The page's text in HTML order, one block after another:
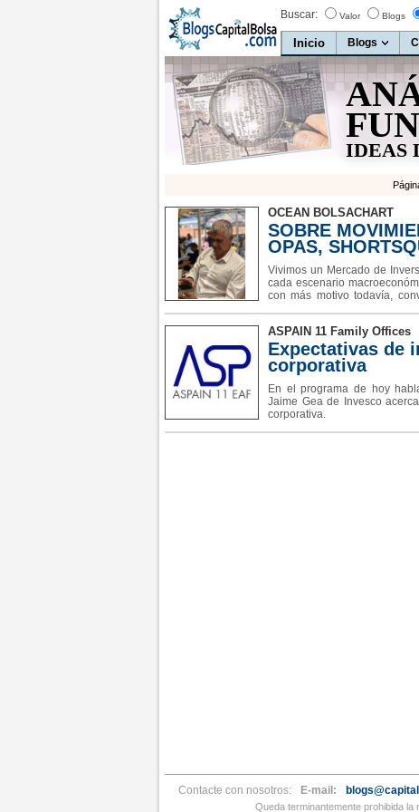
Buscar: Valor Blogs
Inicio Blogs
IDEAS
OCEAN BOLSACHART
SOBRE
OPAS,
Vivimos un Mercado de
cada escenario
con más motivo todavía,
ASPAIN 11 Family Offices
Expectativas de
corporativa
En el programa de hoy
Jaime Gea de Invesco
corporativa.
Contacte con nosotros: E-mail:
Queda terminantemente prohibida